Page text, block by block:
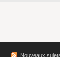
Nouveaux sujets